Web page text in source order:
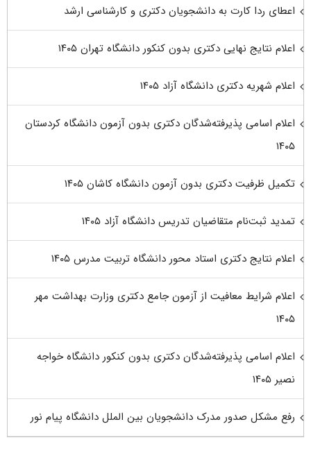
اعطای ردا کارت به دانشجویان دکتری و کارشناسی ارشد
اعلام نتایج نهایی دکتری بدون کنکور دانشگاه تهران ۱۴۰۵
اعلام شهریه دکتری دانشگاه آزاد ۱۴۰۵
اعلام اسامی پذیرفته‌شدگان دکتری بدون آزمون دانشگاه کردستان
۱۴۰۵
تکمیل ظرفیت دکتری بدون آزمون دانشگاه کاشان ۱۴۰۵
تمدید ثبت‌نام متقاضیان تدریس دانشگاه آزاد ۱۴۰۵
اعلام نتایج دکتری استاد محور دانشگاه تربیت مدرس ۱۴۰۵
اعلام شرایط معافیت از آزمون جامع دکتری وزارت بهداشت مهر
۱۴۰۵
اعلام اسامی پذیرفته‌شدگان دکتری بدون کنکور دانشگاه خواجه
نصیر ۱۴۰۵
رفع مشکل صدور مدرک دانشجویان بین الملل دانشگاه پیام نور